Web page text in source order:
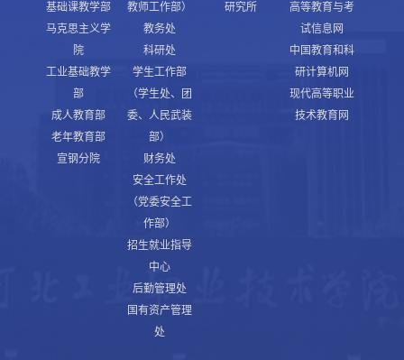
基础课教学部
马克思主义学
院
工业基础教学
部
成人教育部
老年教育部
宣钢分院
教师工作部）
教务处
科研处
学生工作部
（学生处、团
委、人民武装
部）
财务处
安全工作处
（党委安全工
作部）
招生就业指导
中心
后勤管理处
国有资产管理
处
研究所
高等教育与考
试信息网
中国教育和科
研计算机网
现代高等职业
技术教育网